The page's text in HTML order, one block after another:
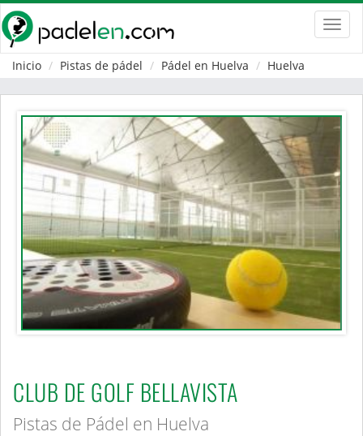
Inicio
Pistas de pádel Pádel en Huelva Huelva
CLUB DE GOLF BELLAVISTA
Pistas de Pádel en Huelva